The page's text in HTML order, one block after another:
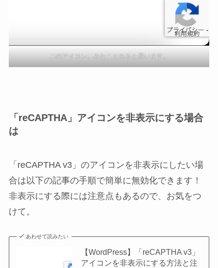
このアイコン。みたことあると思います。
「reCAPTHA」アイコンを非表示にする場合
は
「reCAPTHA v3」のアイコンを非表示にしたい場
合は以下の記事の手順で簡単に無効化できます！
非表示にする際には注意点もあるので、お気をつ
けて。
あわせて読みたい
【WordPress】「reCAPTHA v3」
アイコンを非表示にする方法と注